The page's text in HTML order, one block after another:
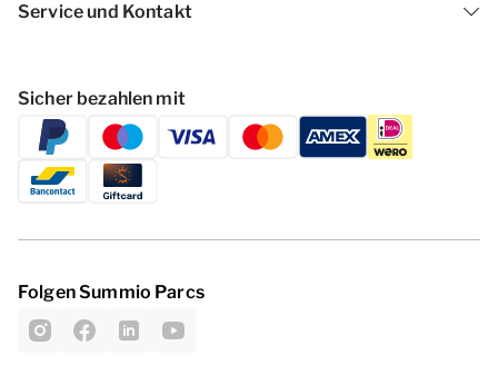
Service und Kontakt
Sicher bezahlen mit
Folgen Summio Parcs